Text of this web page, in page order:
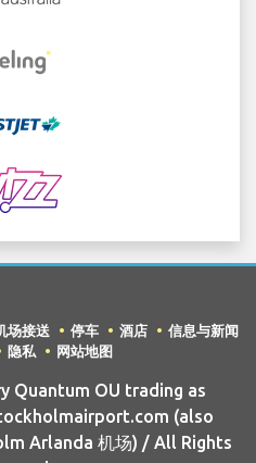
场接送 停车 酒店
信息与新闻
隐私 网站地图
Quantum OU trading as
(also
Arlanda 机场) / All Rights